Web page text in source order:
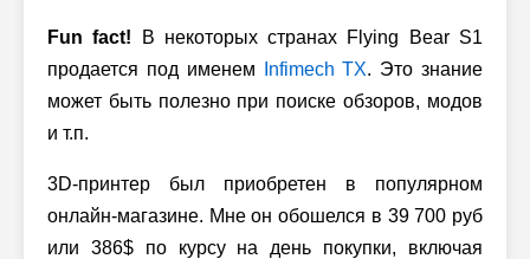
Fun fact! В некоторых странах Flying Bear S1
продается под именем
Infimech TX. Это знание
может быть полезно при поиске обзоров, модов
и т.п.
3D-принтер был приобретен в популярном
онлайн-магазине. Мне он обошелся в 39 700 руб
или 386$ по курсу на день покупки, включая